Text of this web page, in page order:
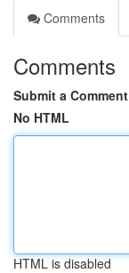
Comments
Comments
Submit a Comment
No HTML
HTML is disabled